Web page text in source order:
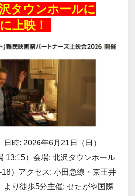
タウンホールに
上映！
日時: 2026年6月21日（日）
13:15）会場: 北沢タウンホール
18）アクセス: 小田急線・京王井
より徒歩5分主催: せたがや国際